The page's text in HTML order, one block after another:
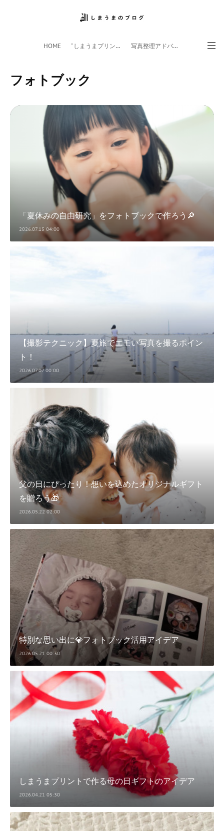
HOME ”しまうまプリント”サイト 写真整理アドバイザー
フォトブック
「夏休みの自由研究」をフォトブックで作ろう🔎
2026.07.15 04:00
【撮影テクニック】夏旅でエモい写真を撮るポイン
ト！
2026.07.07 00:00
父の日にぴったり！想いを込めたオリジナルギフト
を贈ろう🎁
2026.05.22 02:00
特別な思い出に💎フォトブック活用アイデア
2026.05.21 00:30
しまうまプリントで作る母の日ギフトのアイデア
2026.04.21 05:30